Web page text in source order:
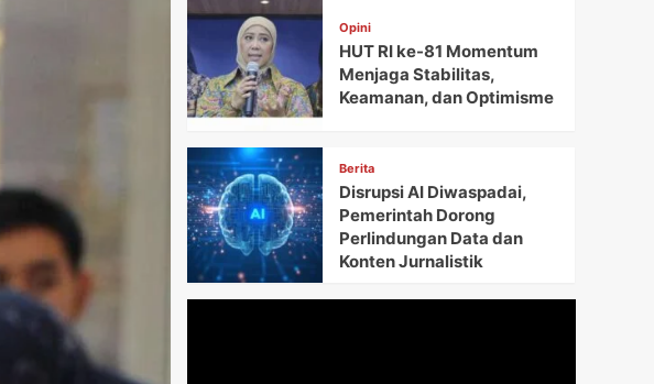
Opini
HUT RI ke-81 Momentum
Menjaga Stabilitas,
Keamanan, dan Optimisme
Berita
Disrupsi AI Diwaspadai,
Pemerintah Dorong
Perlindungan Data dan
Konten Jurnalistik